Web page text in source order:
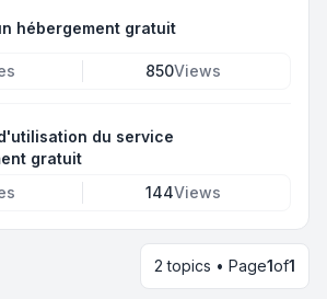
hébergement gratuit
850Views
du service
gratuit
144Views
2 topics • Page1of1